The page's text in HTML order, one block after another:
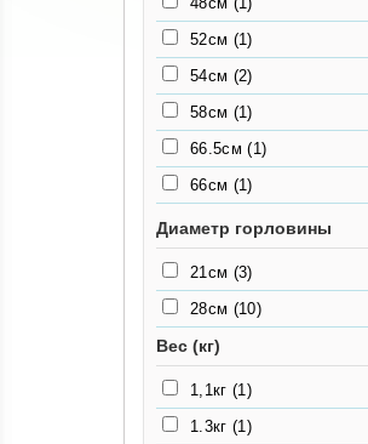
52см (1)
54см (2)
58см (1)
66.5см(1)
66см (1)
78.5см(1)
93см(1)
Диаметр горловины
21см (3)
28см (10)
Вес (кг)
1,1кг (1)
1.3кг (1)